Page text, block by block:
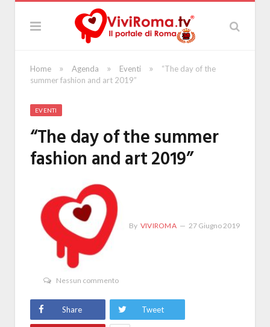
Home » Agenda » Eventi »
“The day of the
summer fashion and art 2019”
EVENTI
“The day of the summer
fashion and art 2019”
By VIVIROMA 27 Giugno 2019
Nessun commento
Share Tweet